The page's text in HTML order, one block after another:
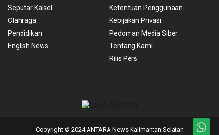
Seputar Kalsel
Olahraga
Pendidikan
English News
Ketentuan Penggunaan
Kebijakan Privasi
Pedoman Media Siber
Tentang Kami
Rilis Pers
Copyright © 2024 ANTARA News Kalimantan Selatan